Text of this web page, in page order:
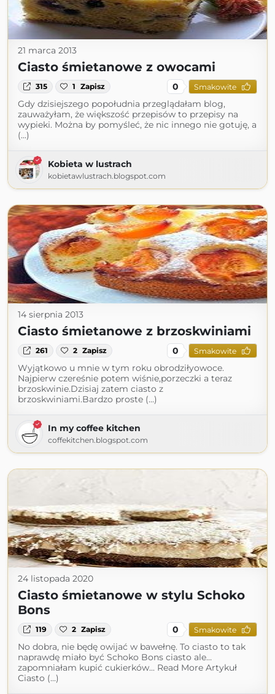
21 marca 2013
Ciasto śmietanowe z owocami
315 1 Zapisz 0 Smakowite
Gdy dzisiejszego popołudnia przeglądałam blog,
zauważyłam, że większość przepisów to przepisy na
wypieki. Można by pomyśleć, że nic innego nie gotuję, a
(...)
Kobieta w lustrach
kobietawlustrach.blogspot.com
14 sierpnia 2013
Ciasto śmietanowe z brzoskwiniami
261 2 Zapisz 0 Smakowite
Wyjątkowo u mnie w tym roku obrodziłyowoce.
Najpierw czereśnie potem wiśnie,porzeczki a teraz
brzoskwinie.Dzisiaj zatem ciasto z
brzoskwiniami.Bardzo proste (...)
In my coffee kitchen
coffekitchen.blogspot.com
24 listopada 2020
Ciasto śmietanowe w stylu Schoko
Bons
119 2 Zapisz 0 Smakowite
No dobra, nie będę owijać w bawełnę. To ciasto to tak
naprawdę miało być Schoko Bons ciasto ale…
zapomniałam kupić cukierków... Read More Artykuł
Ciasto (...)